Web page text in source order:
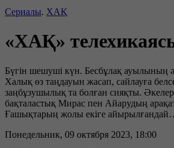
Сериалы. ХАҚ
«ХАҚ»
Бүгін шешуші күн. Бесбұлақ ауылының
Халық өз таңдауын жасап, сайлауға
заңбұзушылық та болған сияқты.
бақталастық Мирас пен Айарудың
Ғашықтарың жолы екіге
Понедельник, 09 октября 2023, 18:00